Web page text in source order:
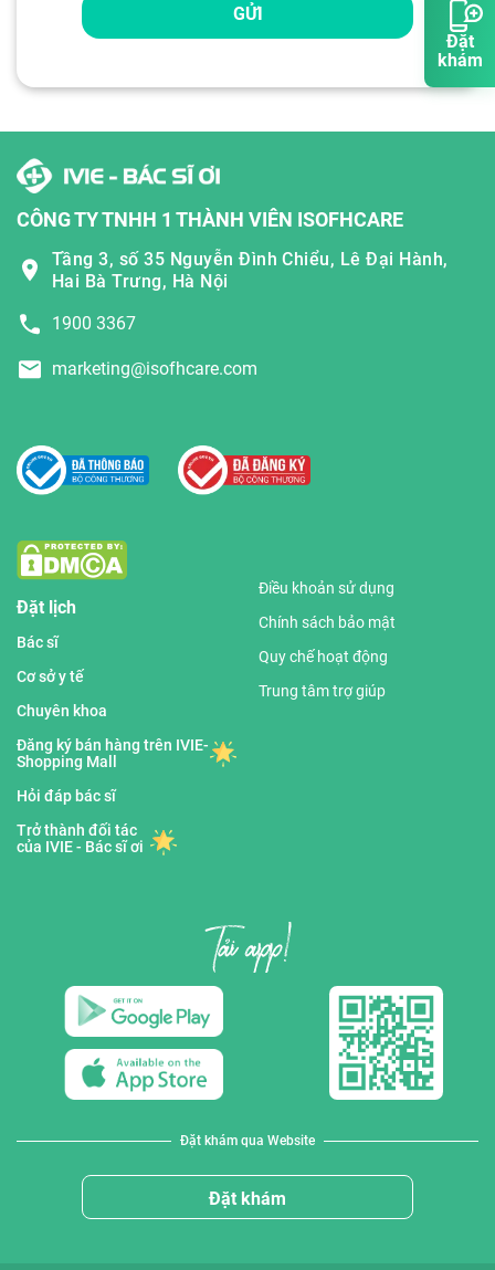
Đặt
khám
GỬI
CÔNG TY TNHH 1 THÀNH VIÊN ISOFHCARE
Tầng 3, số 35 Nguyễn Đình Chiểu, Lê Đại Hành,
Hai Bà Trưng, Hà Nội
1900 3367
marketing@isofhcare.com
Đặt lịch
Bác sĩ
Cơ sở y tế
Chuyên khoa
Đăng ký bán hàng trên IVIE-
Shopping Mall
Hỏi đáp bác sĩ
Trở thành đối tác
của IVIE - Bác sĩ ơi
Điều khoản sử dụng
Chính sách bảo mật
Quy chế hoạt động
Trung tâm trợ giúp
Đặt khám qua Website
Đặt khám